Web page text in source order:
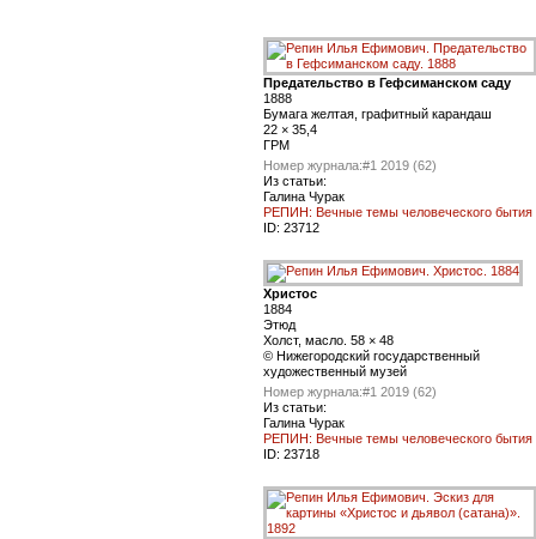
Предательство в Гефсиманском саду
1888
Бумага желтая, графитный карандаш
22 × 35,4
ГРМ
Номер журнала:#1 2019 (62)
Из статьи:
Галина Чурак
РЕПИН: Вечные темы человеческого бытия
ID: 23712
Христос
1884
Этюд
Холст, масло. 58 × 48
© Нижегородский государственный
художественный музей
Номер журнала:#1 2019 (62)
Из статьи:
Галина Чурак
РЕПИН: Вечные темы человеческого бытия
ID: 23718